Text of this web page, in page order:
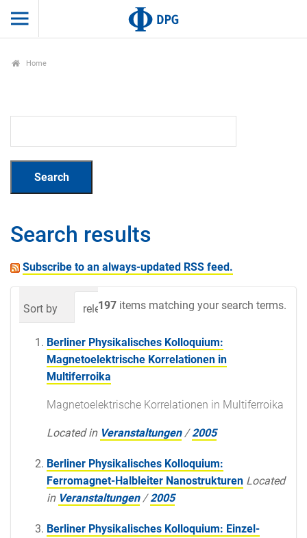
Home
Search results
Subscribe to an always-updated RSS feed.
197 items matching your search terms.
Sort by relevance date (newest first)
Berliner Physikalisches Kolloquium:
Magnetoelektrische Korrelationen in
Multiferroika
Magnetoelektrische Korrelationen in Multiferroika
Located in Veranstaltungen /2005
Berliner Physikalisches Kolloquium:
Ferromagnet-Halbleiter Nanostrukturen Located
in Veranstaltungen /2005
Berliner Physikalisches Kolloquium: Einzel-